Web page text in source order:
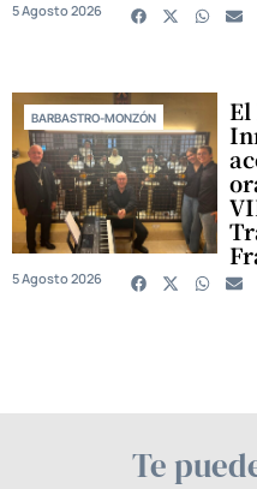
5 Agosto 2026
BARBASTRO-MONZÓN
5 Agosto 2026
Te